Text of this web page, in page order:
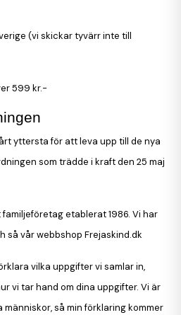
(vi skickar tyvärr inte till
599 kr.-
yttersta för att leva upp till de nya
som trädde i kraft den 25 maj
etablerat 1986. Vi har
så vår webbshop Frejaskind.dk
vilka uppgifter vi samlar in,
vi tar hand om dina uppgifter. Vi är
så min förklaring kommer